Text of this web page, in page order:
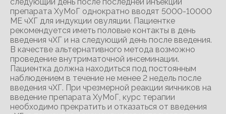
препарата ХуМоГ однократно вводят 5000-10000
ME чХГ для индукции овуляции. Пациентке
рекомендуется иметь половые контакты в день
введения чХГ и на следующий день после введения.
В качестве альтернативного метода возможно
проведение внутриматочной инсеминации.
Пациентка должна находиться под постоянным
наблюдением в течение не менее 2 недель после
введения чХГ. При чрезмерной реакции яичников на
введение препарата ХуМоГ, курс терапии
необходимо прекратить и отказаться от введения